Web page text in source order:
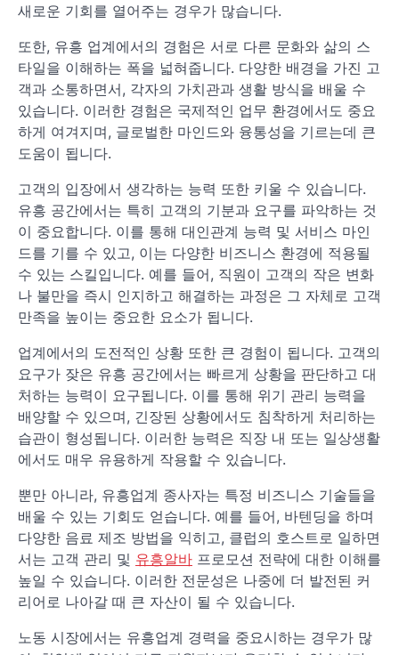
새로운 기회를 열어주는 경우가 많습니다.
또한, 유흥 업계에서의 경험은 서로 다른 문화와 삶의 스
타일을 이해하는 폭을 넓혀줍니다. 다양한 배경을 가진 고
객과 소통하면서, 각자의 가치관과 생활 방식을 배울 수
있습니다. 이러한 경험은 국제적인 업무 환경에서도 중요
하게 여겨지며, 글로벌한 마인드와 융통성을 기르는데 큰
도움이 됩니다.
고객의 입장에서 생각하는 능력 또한 키울 수 있습니다.
유흥 공간에서는 특히 고객의 기분과 요구를 파악하는 것
이 중요합니다. 이를 통해 대인관계 능력 및 서비스 마인
드를 기를 수 있고, 이는 다양한 비즈니스 환경에 적용될
수 있는 스킬입니다. 예를 들어, 직원이 고객의 작은 변화
나 불만을 즉시 인지하고 해결하는 과정은 그 자체로 고객
만족을 높이는 중요한 요소가 됩니다.
업계에서의 도전적인 상황 또한 큰 경험이 됩니다. 고객의
요구가 잦은 유흥 공간에서는 빠르게 상황을 판단하고 대
처하는 능력이 요구됩니다. 이를 통해 위기 관리 능력을
배양할 수 있으며, 긴장된 상황에서도 침착하게 처리하는
습관이 형성됩니다. 이러한 능력은 직장 내 또는 일상생활
에서도 매우 유용하게 작용할 수 있습니다.
뿐만 아니라, 유흥업계 종사자는 특정 비즈니스 기술들을
배울 수 있는 기회도 얻습니다. 예를 들어, 바텐딩을 하며
다양한 음료 제조 방법을 익히고, 클럽의 호스트로 일하면
서는 고객 관리 및 유흥알바 프로모션 전략에 대한 이해를
높일 수 있습니다. 이러한 전문성은 나중에 더 발전된 커
리어로 나아갈 때 큰 자산이 될 수 있습니다.
노동 시장에서는 유흥업계 경력을 중요시하는 경우가 많